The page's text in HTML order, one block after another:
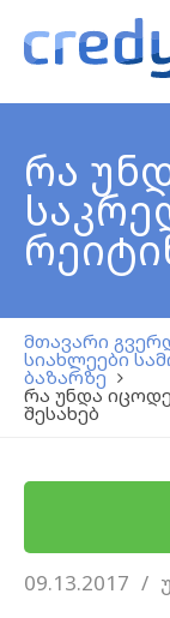
რა
მთავარი
სიახლეები
ბაზარზე
რა უნდა
შესახებ
09.13.2017